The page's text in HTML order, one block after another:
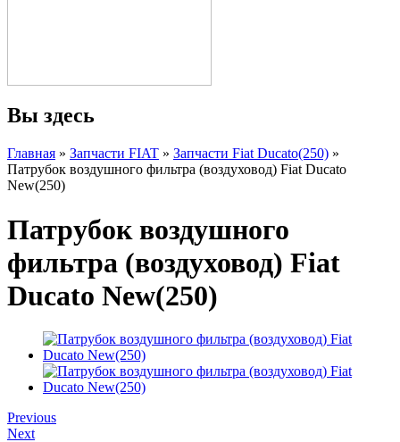
Вы здесь
Главная » Запчасти FIAT » Запчасти Fiat Ducato(250) »
Патрубок воздушного фильтра (воздуховод) Fiat Ducato
New(250)
Патрубок воздушного
фильтра (воздуховод) Fiat
Ducato New(250)
Previous
Next